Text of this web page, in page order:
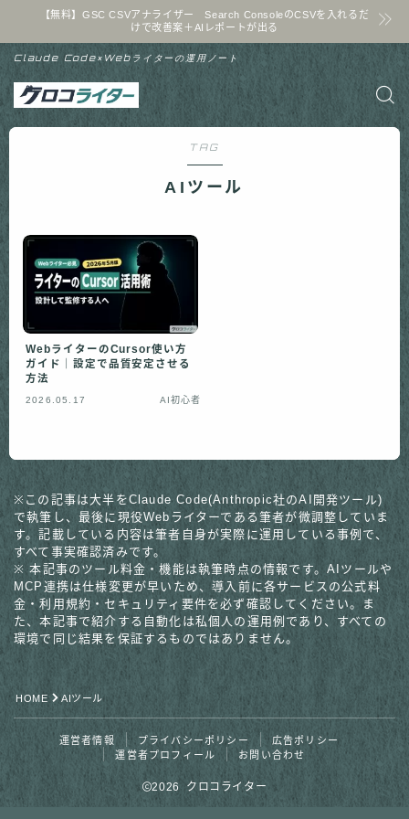
【無料】GSC CSVアナライザー Search ConsoleのCSVを入れるだ
けで改善案＋AIレポートが出る
Claude Code×Webライターの運用ノート
TAG
AIツール
WebライターのCursor使い方
ガイド｜設定で品質安定させる
方法
2026.05.17 AI初心者
※この記事は大半をClaude Code(Anthropic社のAI開発ツール)
で執筆し、最後に現役Webライターである筆者が微調整していま
す。記載している内容は筆者自身が実際に運用している事例で、
すべて事実確認済みです。
※ 本記事のツール料金・機能は執筆時点の情報です。AIツールや
MCP連携は仕様変更が早いため、導入前に各サービスの公式料
金・利用規約・セキュリティ要件を必ず確認してください。ま
た、本記事で紹介する自動化は私個人の運用例であり、すべての
環境で同じ結果を保証するものではありません。
HOME AIツール
運営者情報 プライバシーポリシー
広告ポリシー
運営者プロフィール
お問い合わせ
2026 クロコライター